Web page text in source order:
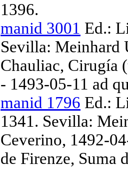
1396.
manid 3001 Ed.:
Sevilla: Meinhard
Chauliac, Cirugía
- 1493-05-11 ad
manid 1796 Ed.:
1341. Sevilla:
Ceverino, 1492-
de Firenze, Suma